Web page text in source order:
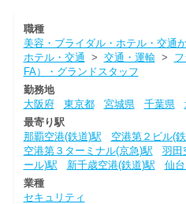
職種
美容・ブライダル・ホテル・交通
ホテル・交通 > 交通・運輸>
FA）・グランドスタッフ
勤務地
大阪府
東京都 宮城県 千葉県
最寄り駅
那覇空港(鉄道)駅
空港第２ビル(
空港第３ターミナル(京急)駅
羽田
ール)駅
新千歳空港(鉄道)駅
仙
業種
セキュリティ